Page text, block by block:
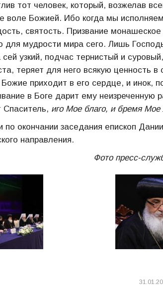
тот человек, который, возжелав
воле Божией. Ибо когда мы
святость. Призвание
для мудрости мира сего. Лишь
узкий, подчас тернистый и
теряет для него всякую ценность в
приходит в его сердце, и инок,
в Боге дарит ему неизреченную
Спаситель, иго Мое благо, и бремя Мое
по окончании заседания епископ
направления.
Фото пресс-